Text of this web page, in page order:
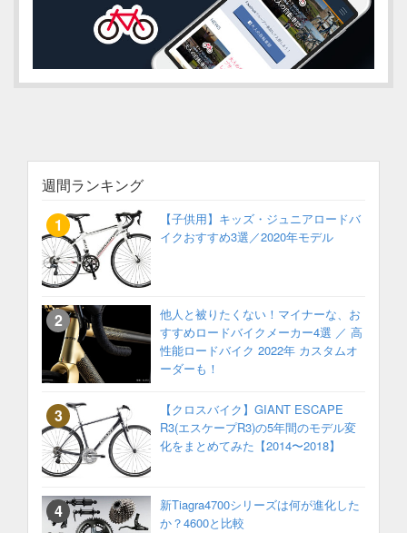
週間ランキング
【子供用】キッズ・ジュニアロードバ
イクおすすめ3選／2020年モデル
他人と被りたくない！マイナーな、お
すすめロードバイクメーカー4選 ／ 高
性能ロードバイク 2022年 カスタムオ
ーダーも！
【クロスバイク】GIANT ESCAPE
R3(エスケープR3)の5年間のモデル変
化をまとめてみた【2014〜2018】
新Tiagra4700シリーズは何が進化した
か？4600と比較